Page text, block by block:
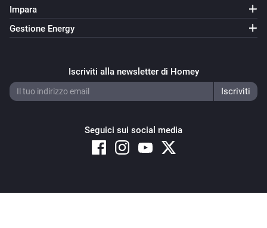
Impara
Gestione Energy
Iscriviti alla newsletter di Homey
Seguici sui social media